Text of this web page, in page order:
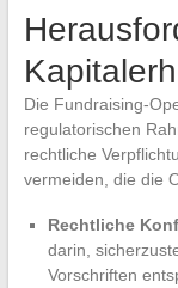
Die Fundraising-
regulatorischen
rechtliche
vermeiden, die die
Rechtliche
darin,
Vorschriften